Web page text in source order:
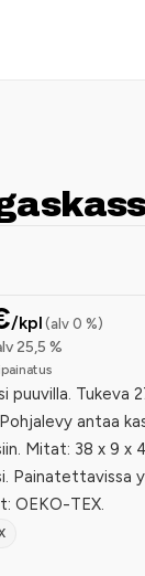
/kpl (alv 0 %)
25,5 %
puuvilla.
antaa
Mitat: 38 x 9
Painatettavissa
OEKO-TEX.